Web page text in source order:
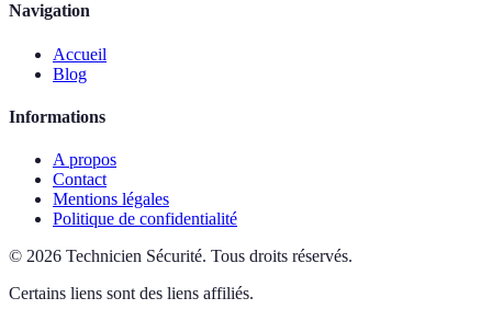
Navigation
Accueil
Blog
Informations
A propos
Contact
Mentions légales
Politique de confidentialité
© 2026 Technicien Sécurité. Tous droits réservés.
Certains liens sont des liens affiliés.